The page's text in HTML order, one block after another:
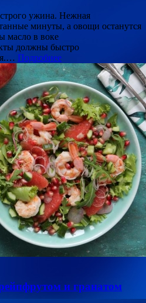
ужина. Нежная
минуты, а овощи останутся
масло в воке
должны быстро
Подробнее
и гранатом